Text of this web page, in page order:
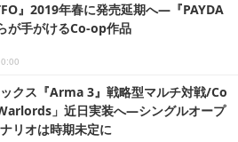
』2019年春に発売延期へ―『PAYDA
が手がけるCo-op作品
クス『Arma 3』戦略型マルチ対戦/Co
」近日実装へ―シングルオープ
リオは時期未定に